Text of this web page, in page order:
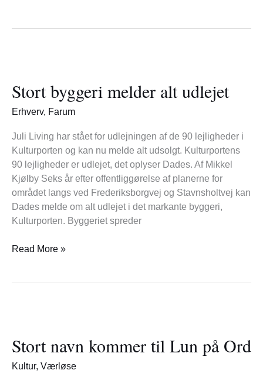
Stort byggeri melder alt udlejet
Erhverv, Farum
Juli Living har stået for udlejningen af de 90 lejligheder i
Kulturporten og kan nu melde alt udsolgt. Kulturportens
90 lejligheder er udlejet, det oplyser Dades. Af Mikkel
Kjølby Seks år efter offentliggørelse af planerne for
området langs ved Frederiksborgvej og Stavnsholtvej kan
Dades melde om alt udlejet i det markante byggeri,
Kulturporten. Byggeriet spreder
melder
alt
udlejet
Read More »
Stort navn kommer til Lun på Ord
Kultur, Værløse
kommer
til
Lun